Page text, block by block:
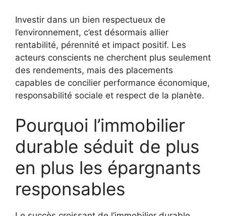
Investir dans un bien respectueux de
l’environnement, c’est désormais allier
rentabilité, pérennité et impact positif. Les
acteurs conscients ne cherchent plus seulement
des rendements, mais des placements
capables de concilier performance économique,
responsabilité sociale et respect de la planète.
Pourquoi l’immobilier
durable séduit de plus
en plus les épargnants
responsables